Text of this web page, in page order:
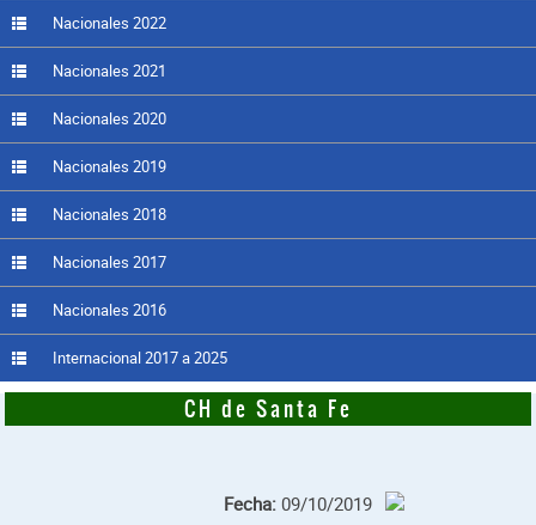
Nacionales 2022
Nacionales 2021
Nacionales 2020
Nacionales 2019
Nacionales 2018
Nacionales 2017
Nacionales 2016
Internacional 2017 a 2025
CH de Santa Fe
Fecha:09/10/2019